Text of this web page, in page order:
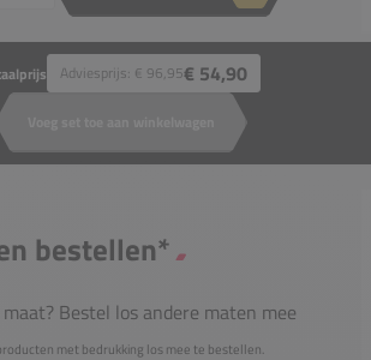
Adviesprijs: € 96,95€ 54,90
bestellen*
Bestel los andere maten mee
met bedrukking los mee te bestellen.